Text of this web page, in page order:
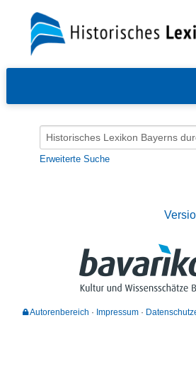
Erweiterte Suche
Autorenbereich Impressum